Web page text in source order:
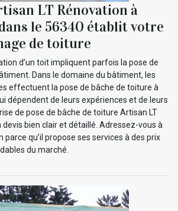
LT Rénovation à
le 56340 établit votre
de toiture
d’un toit impliquent parfois la pose de
Dans le domaine du bâtiment, les
effectuent la pose de bâche de toiture à
dépendent de leurs expériences et de leurs
de pose de bâche de toiture Artisan LT
bien clair et détaillé. Adressez-vous à
parce qu’il propose ses services à des prix
du marché.